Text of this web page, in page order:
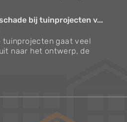
bij tuinprojecten v...
tuinprojecten gaat veel
naar het ontwerp, de